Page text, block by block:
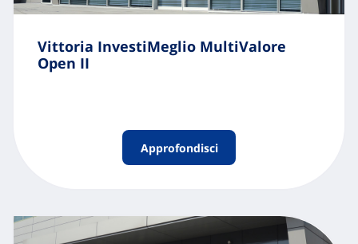
Vittoria InvestiMeglio MultiValore
Open II
Approfondisci